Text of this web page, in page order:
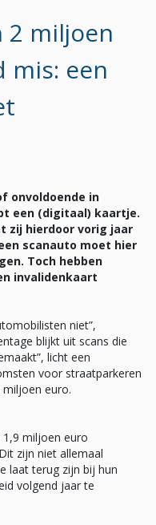
2 miljoen
mis: een
onvoldoende in
een (digitaal) kaartje.
zij hierdoor vorig jaar
scanauto moet hier
Toch hebben
invalidenkaart
niet”,
blijkt uit scans die
licht een
voor straatparkeren
euro.
miljoen euro
zijn niet allemaal
laat terug zijn bij hun
volgend jaar te